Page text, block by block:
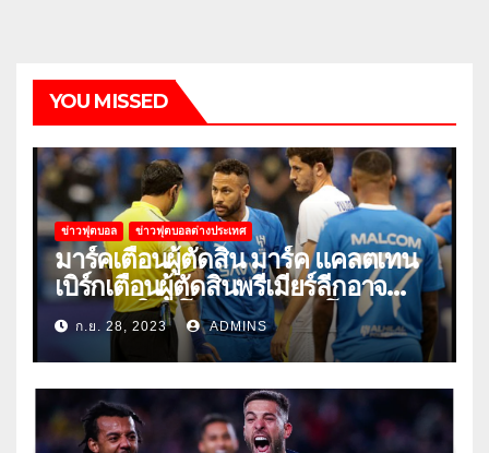
YOU MISSED
ข่าวฟุตบอล ข่าวฟุตบอลต่างประเทศ
มาร์คเตือนผู้ตัดสิน มาร์ค แคลตเทน
เบิร์กเตือนผู้ตัดสินพรีเมียร์ลีกอาจ
‘ยอมแพ้ในยูโรหรือฟุตบอลโลก’
ก.ย. 28, 2023 ADMINS